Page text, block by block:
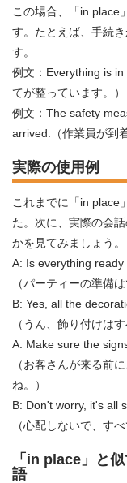
この場合、「in place
す。たとえば、手続
す。
例文：Everything is
てが整っています。）
例文：The safety
arrived.（作業員が到
実際の使用例
これまでに「in place
た。次に、実際の会
かを見てみましょう。
A: Is everything
（パーティーの準備
B: Yes, all the
（うん、飾り付けは
A: Make sure the
（お客さんが来る前
ね。）
B: Don't worry, it's all
（心配しないで、す
「in place」と
語